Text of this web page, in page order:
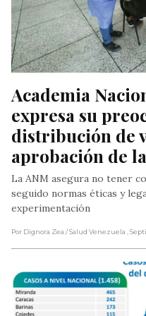
Academia
expresa su
distribución de
aprobación de
La ANM asegura no tener
seguido normas éticas y
experimentación
Por Dignora Zea / Salud Venezuela ,